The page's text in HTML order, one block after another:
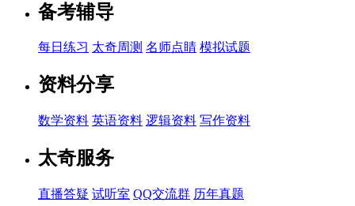
备考辅导
每日练习 太奇周测 名师点睛 模拟试题
资料分享
数学资料 英语资料 逻辑资料 写作资料
太奇服务
直播答疑 试听室 QQ交流群 历年真题